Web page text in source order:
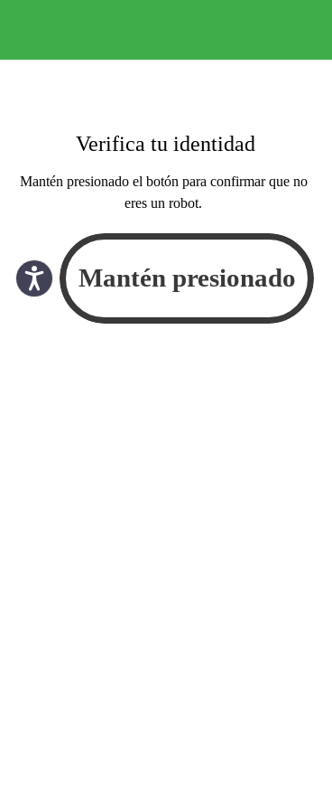
Verifica tu identidad
Mantén presionado el botón para confirmar que no
eres un robot.